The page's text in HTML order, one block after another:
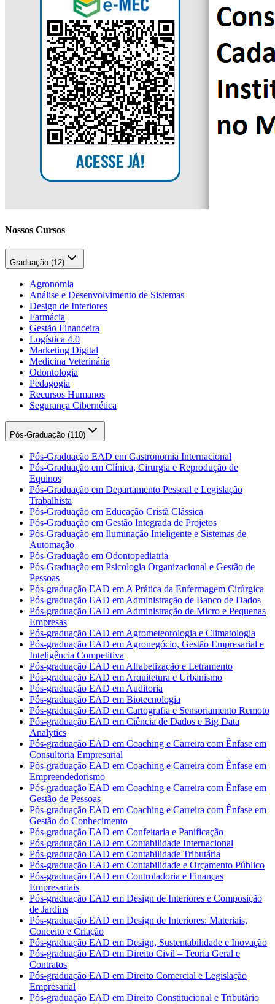
Nossos Cursos
Graduação (12)
Agronomia
Análise e Desenvolvimento de Sistemas
Design de Interiores
Farmácia
Gestão Financeira
Logística 4.0
Marketing Digital
Medicina Veterinária
Odontologia
Pedagogia
Recursos Humanos
Segurança Cibernética
Pós-Graduação (110)
Pós-Graduação EAD em Gastronomia Internacional
Pós-Graduação em Clínica, Cirurgia e Reprodução de
Equinos
Pós-Graduação em Departamento Pessoal e Legislação
Trabalhista
Pós-Graduação em Educação Cristã Clássica
Pós-Graduação em Gestão Integrada de Projetos
Pós-Graduação em Iluminação Inteligente e Sistemas de
Automação
Pós-Graduação em Odontopediatria
Pós-Graduação em Psicologia Organizacional e Gestão de
Pessoas
Pós-graduação EAD em A Prática da Enfermagem Cirúrgica
Pós-graduação EAD em Administração de Banco de Dados
Pós-graduação EAD em Administração de Micro e Pequenas
Empresas
Pós-graduação EAD em Agrometeorologia e Climatologia
Pós-graduação EAD em Agronegócio, Gestão Empresarial e
Inteligência Competitiva
Pós-graduação EAD em Alfabetização e Letramento
Pós-graduação EAD em Arquitetura e Urbanismo
Pós-graduação EAD em Auditoria
Pós-graduação EAD em Biotecnologia
Pós-graduação EAD em Cartografia e Sensoriamento Remoto
Pós-graduação EAD em Ciência de Dados e Big Data
Analytics
Pós-graduação EAD em Coaching e Carreira com Ênfase em
Consultoria Empresarial
Pós-graduação EAD em Coaching e Carreira com Ênfase em
Empreendedorismo
Pós-graduação EAD em Coaching e Carreira com Ênfase em
Gestão de Pessoas
Pós-graduação EAD em Coaching e Carreira com Ênfase em
Gestão do Conhecimento
Pós-graduação EAD em Confeitaria e Panificação
Pós-graduação EAD em Contabilidade Internacional
Pós-graduação EAD em Contabilidade Tributária
Pós-graduação EAD em Contabilidade e Orçamento Público
Pós-graduação EAD em Controladoria e Finanças
Empresariais
Pós-graduação EAD em Design de Interiores e Composição
de Jardins
Pós-graduação EAD em Design de Interiores: Materiais,
Conceito e Criação
Pós-graduação EAD em Design, Sustentabilidade e Inovação
Pós-graduação EAD em Direito Civil – Teoria Geral e
Contratos
Pós-graduação EAD em Direito Comercial e Legislação
Empresarial
Pós-graduação EAD em Direito Constitucional e Tributário